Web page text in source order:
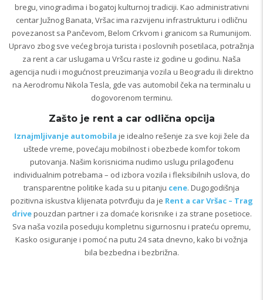
bregu, vinogradima i bogatoj kulturnoj tradiciji. Kao administrativni
centar Južnog Banata, Vršac ima razvijenu infrastrukturu i odličnu
povezanost sa Pančevom, Belom Crkvom i granicom sa Rumunijom.
Upravo zbog sve većeg broja turista i poslovnih posetilaca, potražnja
za rent a car uslugama u Vršcu raste iz godine u godinu. Naša
agencija nudi i mogućnost preuzimanja vozila u Beogradu ili direktno
na Aerodromu Nikola Tesla, gde vas automobil čeka na terminalu u
dogovorenom terminu.
Zašto je rent a car odlična opcija
Iznajmljivanje automobila je idealno rešenje za sve koji žele da
uštede vreme, povećaju mobilnost i obezbede komfor tokom
putovanja. Našim korisnicima nudimo uslugu prilagođenu
individualnim potrebama – od izbora vozila i fleksibilnih uslova, do
transparentne politike kada su u pitanju cene. Dugogodišnja
pozitivna iskustva klijenata potvrđuju da je Rent a car Vršac – Trag
drivepouzdan partner i za domaće korisnike i za strane posetioce.
Sva naša vozila poseduju kompletnu sigurnosnu i prateću opremu,
Kasko osiguranje i pomoć na putu 24 sata dnevno, kako bi vožnja
bila bezbedna i bezbrižna.